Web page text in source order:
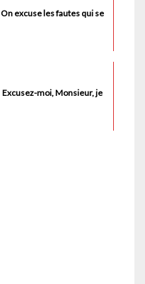
On excuse les fautes qui se
Excusez-moi, Monsieur, je